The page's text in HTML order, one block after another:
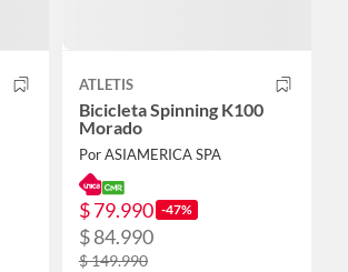
ATLETIS
Bicicleta Spinning K100
Morado
Por ASIAMERICA SPA
$ 79.990 -47%
$ 84.990
$ 149.990